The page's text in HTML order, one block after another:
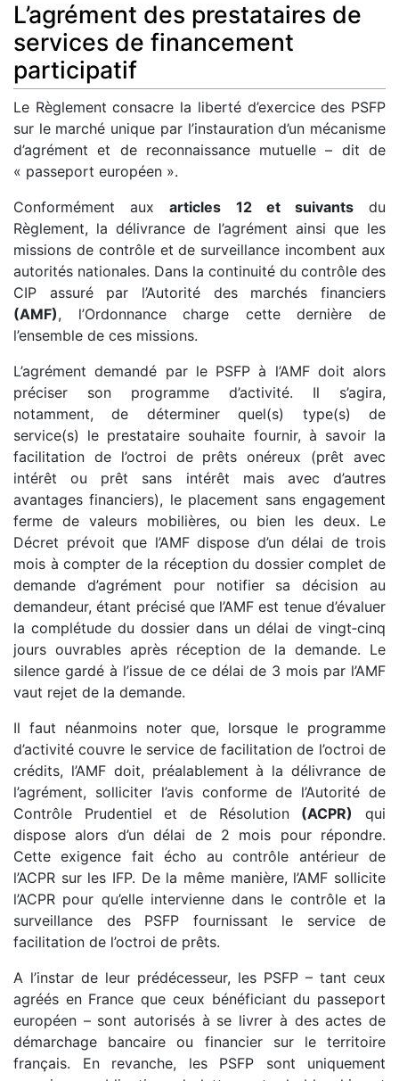
L’agrément des prestataires de
services de financement
participatif
Le Règlement consacre la liberté d’exercice des PSFP
sur le marché unique par l’instauration d’un mécanisme
d’agrément et de reconnaissance mutuelle – dit de
« passeport européen ».
Conformément auxarticles 12 et suivantsdu
Règlement, la délivrance de l’agrément ainsi que les
missions de contrôle et de surveillance incombent aux
autorités nationales. Dans la continuité du contrôle des
CIP assuré par l’Autorité des marchés financiers
(AMF), l’Ordonnance charge cette dernière de
l’ensemble de ces missions.
L’agrément demandé par le PSFP à l’AMF doit alors
préciser son programme d’activité. Il s’agira,
notamment, de déterminer quel(s) type(s) de
service(s) le prestataire souhaite fournir, à savoir la
facilitation de l’octroi de prêts onéreux (prêt avec
intérêt ou prêt sans intérêt mais avec d’autres
avantages financiers), le placement sans engagement
ferme de valeurs mobilières, ou bien les deux. Le
Décret prévoit que l’AMF dispose d’un délai de trois
mois à compter de la réception du dossier complet de
demande d’agrément pour notifier sa décision au
demandeur, étant précisé que l’AMF est tenue d’évaluer
la complétude du dossier dans un délai de vingt‑cinq
jours ouvrables après réception de la demande. Le
silence gardé à l’issue de ce délai de 3 mois par l’AMF
vaut rejet de la demande.
Il faut néanmoins noter que, lorsque le programme
d’activité couvre le service de facilitation de l’octroi de
crédits, l’AMF doit, préalablement à la délivrance de
l’agrément, solliciter l’avis conforme de l’Autorité de
Contrôle Prudentiel et de Résolution (ACPR)
qui
dispose alors d’un délai de 2 mois pour répondre.
Cette exigence fait écho au contrôle antérieur de
l’ACPR sur les IFP. De la même manière, l’AMF sollicite
l’ACPR pour qu’elle intervienne dans le contrôle et la
surveillance des PSFP fournissant le service de
facilitation de l’octroi de prêts.
A l’instar de leur prédécesseur, les PSFP – tant ceux
agréés en France que ceux bénéficiant du passeport
européen – sont autorisés à se livrer à des actes de
démarchage bancaire ou financier sur le territoire
français. En revanche, les PSFP sont uniquement